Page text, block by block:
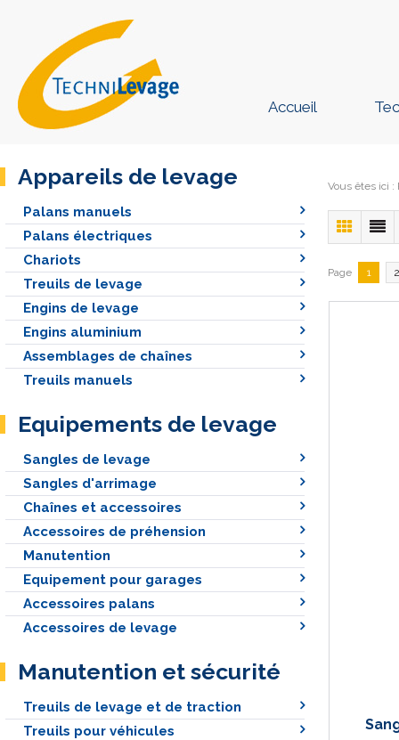
Accueil
Vous êtes ici :
Page 1 2
Appareils de levage
Palans manuels
Palans électriques
Chariots
Treuils de levage
Engins de levage
Engins aluminium
Assemblages de chaînes
Treuils manuels
Equipements de levage
Sangles de levage
Sangles d'arrimage
Chaînes et accessoires
Accessoires de préhension
Manutention
Equipement pour garages
Accessoires palans
Accessoires de levage
Manutention et sécurité
Treuils de levage et de traction
Treuils pour véhicules